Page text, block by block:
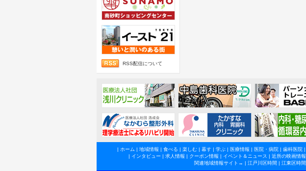
RSS配信について
| ホーム | 地域情報 | 食べる | 楽しむ| 暮す| 学ぶ| 医療情報 | 医院・病院| 歯科医院|
| インタビュー | 求人情報 | クーポン情報 | イベント＆ニュース | 近所の映画情報
関連地域情報サイト→ | 江戸川区時間 | 江東区時間